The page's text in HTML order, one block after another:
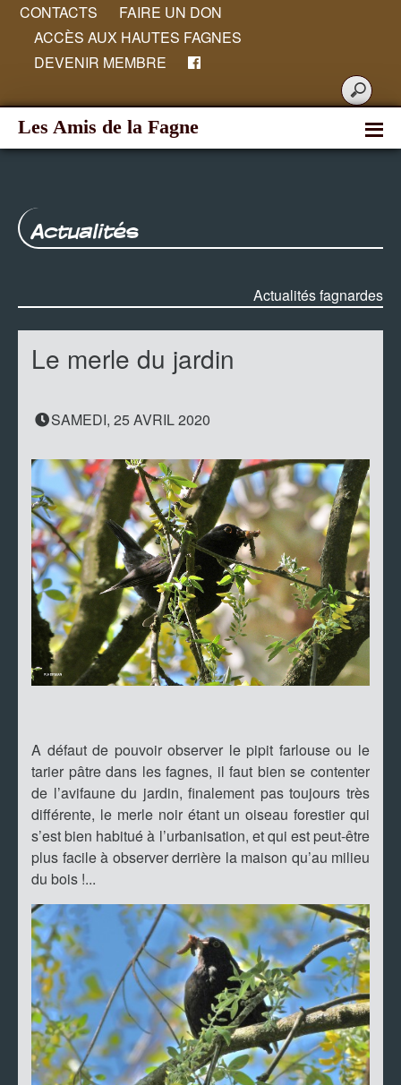
CONTACTS
FAIRE UN DON
ACCÈS AUX HAUTES FAGNES
DEVENIR MEMBRE
Les Amis de la Fagne
Actualités
Actualités fagnardes
Le merle du jardin
SAMEDI, 25 AVRIL 2020
A défaut de pouvoir observer le pipit farlouse ou le
tarier pâtre dans les fagnes, il faut bien se contenter
de l’avifaune du jardin, finalement pas toujours très
différente, le merle noir étant un oiseau forestier qui
s’est bien habitué à l’urbanisation, et qui est peut-être
plus facile à observer derrière la maison qu’au milieu
du bois !...